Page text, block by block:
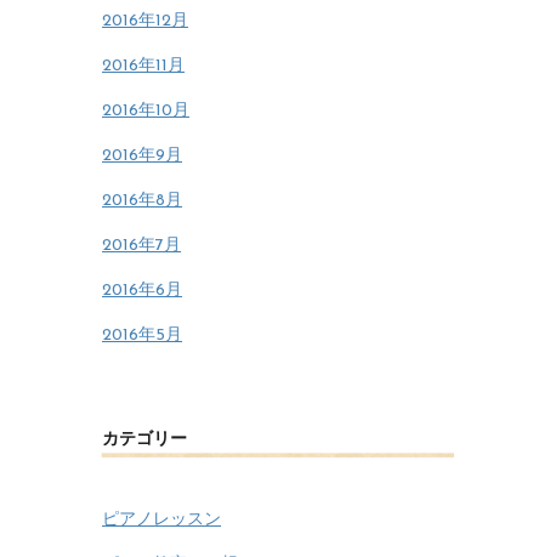
2016年12月
2016年11月
2016年10月
2016年9月
2016年8月
2016年7月
2016年6月
2016年5月
カテゴリー
ピアノレッスン